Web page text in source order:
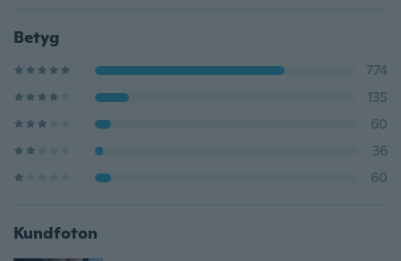
Betyg
774
135
60
36
60
Kundfoton